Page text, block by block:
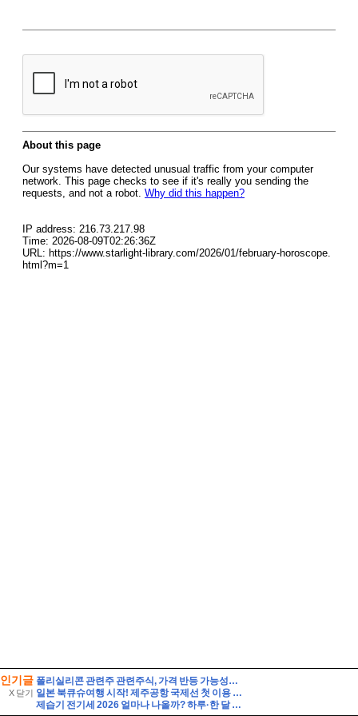
인기글
X 닫기
폴리실리콘 관련주 관련주식, 가격 반등 가능성보다 먼저 봐야 할 숫자
일본 북큐슈여행 시작! 제주공항 국제선 첫 이용 후기, 출국 준비부터 바이오정보 등록까지
제습기 전기세 2026 얼마나 나올까? 하루·한 달 전기요금 계산법 총정리